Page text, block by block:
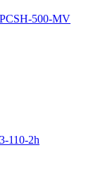
500-MV
110-2h